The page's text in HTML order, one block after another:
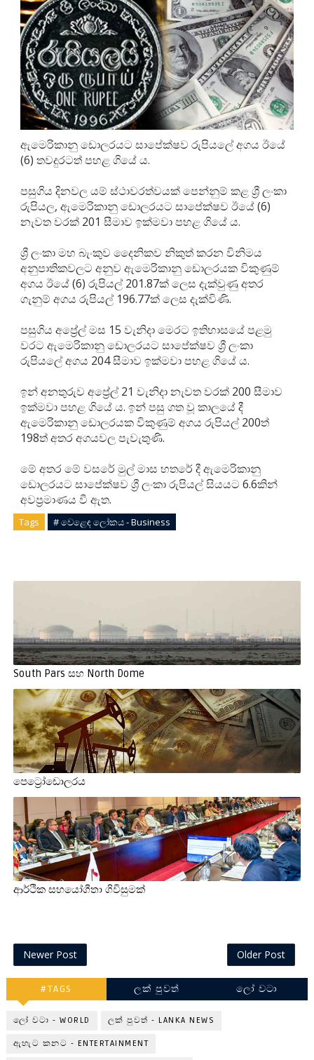
ඇමෙරිකානු ඩොලරයට සාපේක්ෂව රුපියලේ අගය ඊයේ
(6) තවදුරටත් පහළ ගියේ ය.
පසුගිය දිනවල යම් ස්ථාවරත්වයක් පෙන්නුම් කළ ශ්‍රී ලංකා
රුපියල, ඇමෙරිකානු ඩොලරයට සාපේක්ෂව ඊයේ (6)
නැවත වරක් 201 සීමාව ඉක්මවා පහළ ගියේ ය.
ශ්‍රී ලංකා මහ බැංකුව දෛනිකව නිකුත් කරන විනිමය
අනුපාතිකවලට අනුව ඇමෙරිකානු ඩොලරයක විකුණුම්
අගය ඊයේ (6) රුපියල් 201.87ක් ලෙස දැක්වුණු අතර
ගැනුම් අගය රුපියල් 196.77ක් ලෙස දැක්විණි.
පසුගිය අප්‍රේල් මස 15 වැනිදා මෙරට ඉතිහාසයේ පළමු
වරට ඇමෙරිකානු ඩොලරයට සාපේක්ෂව ශ්‍රී ලංකා
රුපියලේ අගය 204 සීමාව ඉක්මවා පහළ ගියේ ය.
ඉන් අනතුරුව අප්‍රේල් 21 වැනිදා නැවත වරක් 200 සීමාව
ඉක්මවා පහළ ගියේ ය. ඉන් පසු ගත වූ කාලයේ දී
ඇමෙරිකානු ඩොලරයක විකුණුම් අගය රුපියල් 200ත්
198ත් අතර අගයවල පැවැතුණි.
මේ අතර මේ වසරේ මුල් මාස හතරේ දී ඇමෙරිකානු
ඩොලරයට සාපේක්ෂව ශ්‍රී ලංකා රුපියල් සියයට 6.6කින්
අවප්‍රමාණය වී ඇත.
Tags # වෙළෙඳ ලෝකය - Business
South Pars සහ North Dome
පෙට්‍රෝඩොලරය
ආර්ථික සහයෝගීතා ගිවිසුමක්
Newer Post Older Post
#TAGS ලක් පුවත් ලෝ වටා
ලෝ වටා - WORLD ලක් පුවත් - LANKA NEWS
ඇහැට කනට - ENTERTAINMENT